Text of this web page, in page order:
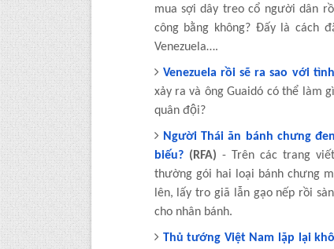
mua sợi dây treo cổ người dân
công bằng không? Đấy là cách
Venezuela….
Venezuela rồi sẽ ra sao với
xảy ra và ông Guaidó có thể làm
quân đội?
Người Thái ăn bánh chưng
biếu?(RFA) - Trên các trang
thường gói hai loại bánh chưng
lên, lấy tro giã lẫn gạo nếp rồi
cho nhân bánh.
Thủ tướng Việt Nam lặp lại